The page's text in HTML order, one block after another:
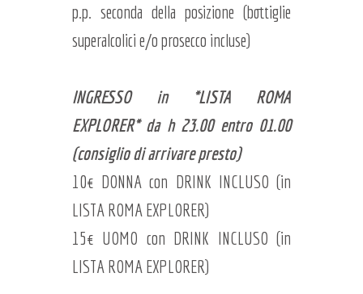
p.p. seconda della posizione (bottiglie
superalcolici e/o prosecco incluse)
INGRESSO in *LISTA ROMA
EXPLORER* da h 23.00 entro 01.00
(consiglio di arrivare presto)
10€ DONNA con DRINK INCLUSO (in
LISTA ROMA EXPLORER)
15€ UOMO con DRINK INCLUSO (in
LISTA ROMA EXPLORER)